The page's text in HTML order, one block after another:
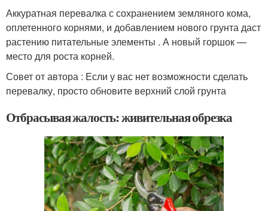
Аккуратная перевалка с сохранением земляного кома,
оплетенного корнями, и добавлением нового грунта даст
растению питательные элементы . А новый горшок —
место для роста корней.
Совет от автора : Если у вас нет возможности сделать
перевалку, просто обновите верхний слой грунта
Отбрасывая жалость: живительная обрезка